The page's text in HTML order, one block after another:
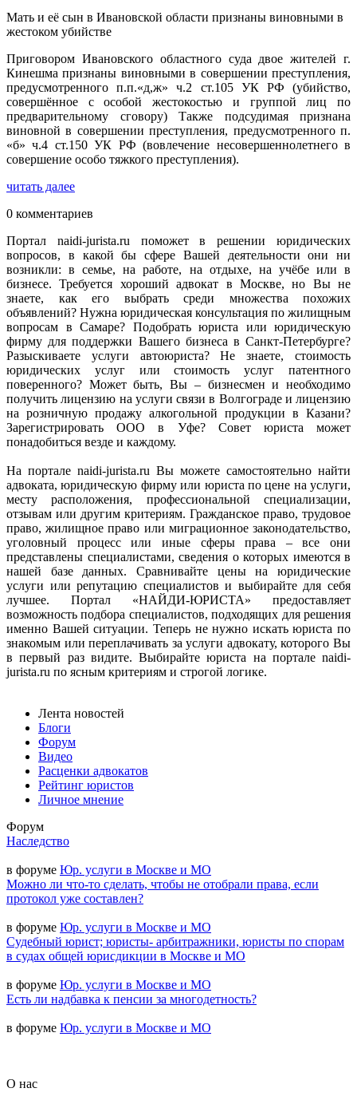
Мать и её сын в Ивановской области признаны виновными в
жестоком убийстве
Приговором Ивановского областного суда двое жителей г.
Кинешма признаны виновными в совершении преступления,
предусмотренного п.п.«д,ж» ч.2 ст.105 УК РФ (убийство,
совершённое с особой жестокостью и группой лиц по
предварительному сговору) Также подсудимая признана
виновной в совершении преступления, предусмотренного п.
«б» ч.4 ст.150 УК РФ (вовлечение несовершеннолетнего в
совершение особо тяжкого преступления).
читать далее
0 комментариев
Портал naidi-jurista.ru поможет в решении юридических
вопросов, в какой бы сфере Вашей деятельности они ни
возникли: в семье, на работе, на отдыхе, на учёбе или в
бизнесе. Требуется хороший адвокат в Москве, но Вы не
знаете, как его выбрать среди множества похожих
объявлений? Нужна юридическая консультация по жилищным
вопросам в Самаре? Подобрать юриста или юридическую
фирму для поддержки Вашего бизнеса в Санкт-Петербурге?
Разыскиваете услуги автоюриста? Не знаете, стоимость
юридических услуг или стоимость услуг патентного
поверенного? Может быть, Вы – бизнесмен и необходимо
получить лицензию на услуги связи в Волгограде и лицензию
на розничную продажу алкогольной продукции в Казани?
Зарегистрировать ООО в Уфе? Совет юриста может
понадобиться везде и каждому.
На портале naidi-jurista.ru Вы можете самостоятельно найти
адвоката, юридическую фирму или юриста по цене на услуги,
месту расположения, профессиональной специализации,
отзывам или другим критериям. Гражданское право, трудовое
право, жилищное право или миграционное законодательство,
уголовный процесс или иные сферы права – все они
представлены специалистами, сведения о которых имеются в
нашей базе данных. Сравнивайте цены на юридические
услуги или репутацию специалистов и выбирайте для себя
лучшее. Портал «НАЙДИ-ЮРИСТА» предоставляет
возможность подбора специалистов, подходящих для решения
именно Вашей ситуации. Теперь не нужно искать юриста по
знакомым или переплачивать за услуги адвокату, которого Вы
в первый раз видите. Выбирайте юриста на портале naidi-
jurista.ru по ясным критериям и строгой логике.
Лента новостей
Блоги
Форум
Видео
Расценки адвокатов
Рейтинг юристов
Личное мнение
Форум
Наследство
в форуме Юр. услуги в Москве и МО
Можно ли что-то сделать, чтобы не отобрали права, если
протокол уже составлен?
в форуме Юр. услуги в Москве и МО
Судебный юрист; юристы- арбитражники, юристы по спорам
в судах общей юрисдикции в Москве и МО
в форуме Юр. услуги в Москве и МО
Есть ли надбавка к пенсии за многодетность?
в форуме Юр. услуги в Москве и МО
О нас